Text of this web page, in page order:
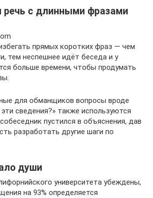
речь с длинными фразами
прямых коротких фраз — чем
тем неспешнее идёт беседа и у
больше времени, чтобы продумать
для обманщиков вопросы вроде
сведения?» также используются
пустился в объяснения, дав
разработать другие шаги по
души
университета убеждены,
на 93% определяется